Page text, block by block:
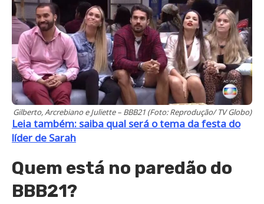
Gilberto, Arcrebiano e Juliette – BBB21 (Foto: Reprodução/ TV Globo)
Leia também: saiba qual será o tema da festa do
líder de Sarah
Quem está no paredão do
BBB21?